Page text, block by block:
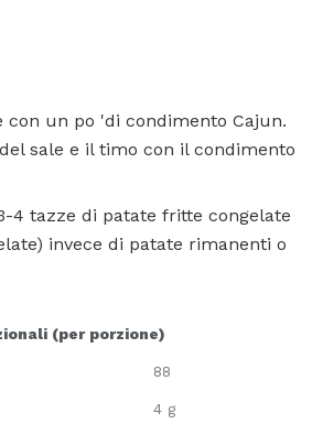
con un po 'di condimento Cajun.
sale e il timo con il condimento
4 tazze di patate fritte congelate
invece di patate rimanenti o
(per porzione)
88
4 g